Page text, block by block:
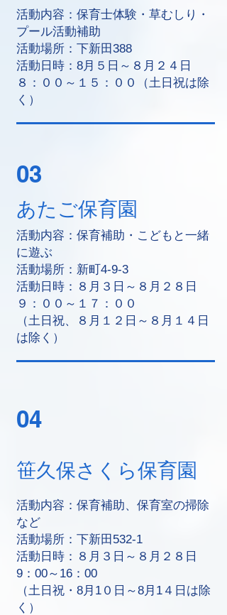
活動内容：保育士体験・草むしり・
プール活動補助
活動場所：下新田388
活動日時：8月５日～８月２４日
８：００～１５：００（土日祝は除
く）
03
あたご保育園
活動内容：保育補助・こどもと一緒
に遊ぶ
活動場所：新町4-9-3
活動日時：８月３日～８月２８日
９：００～１７：００
（土日祝、８月１２日～８月１４日
は除く）
04
笹久保さくら保育園
活動内容：保育補助、保育室の掃除
など
活動場所：下新田532-1
活動日時：８月３日～８月２８日
9：00～16：00
（土日祝・8月1０日～8月1４日は除
く）